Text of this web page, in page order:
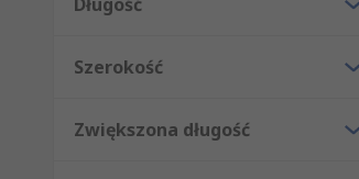
Szerokość
Zwiększona długość